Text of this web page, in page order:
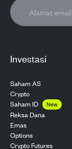
Investasi
Saham AS
Crypto
Saham ID
New
Reksa Dana
Emas
Options
Crypto Futures